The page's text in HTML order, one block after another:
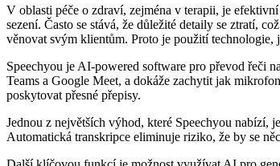
V oblasti péče o zdraví, zejména v terapii, je
sezení. Často se stává, že důležité detaily se ztratí,
věnovat svým klientům. Proto je použití
Speechyou je AI-powered software pro převod řeči
Teams a Google Meet, a dokáže zachytit jak
poskytovat přesné přepisy.
Jednou z největších výhod, které Speechyou nabízí,
Automatická transkripce eliminuje riziko, že by se